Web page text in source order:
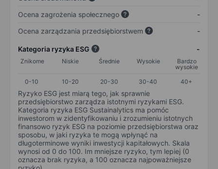
Ocena zagrożenia społecznego
-
Ocena zarządzania przedsiębiorstwem
-
Kategoria ryzyka ESG -
Znikome Niskie Średnie Wysokie
Bardzo
wysokie
0-10
10-20 20-30 30-40 40+
Ryzyko ESG jest miarą tego, jak sprawnie
przedsiębiorstwo zarządza istotnymi ryzykami ESG.
Kategoria ryzyka ESG Sustainalytics ma pomóc
inwestorom w zidentyfikowaniu i zrozumieniu istotnych
finansowo ryzyk ESG na poziomie przedsiębiorstwa oraz
sposobu, w jaki ryzyka te mogą wpłynąć na
długoterminowe wyniki inwestycji kapitałowych. Skala
wynosi od 0 do 100. Im mniejsze ryzyko, tym lepiej (0
oznacza brak ryzyka, a 100 oznacza najpoważniejsze